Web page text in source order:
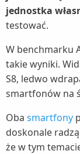
jednostka
testować.
W benchmarku
takie wyniki.
S8, ledwo
smartfonów na
Oba smartfony
doskonale
że w tym